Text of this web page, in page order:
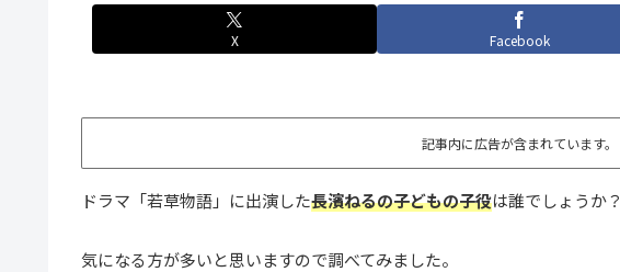
X Facebook
記事内に広告が含まれています。
ドラマ「若草物語」に出演した長濱ねるの子どもの子役は誰でしょうか？
気になる方が多いと思いますので調べてみました。